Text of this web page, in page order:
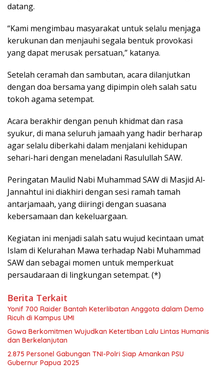
datang.
“Kami mengimbau masyarakat untuk selalu menjaga
kerukunan dan menjauhi segala bentuk provokasi
yang dapat merusak persatuan,” katanya.
Setelah ceramah dan sambutan, acara dilanjutkan
dengan doa bersama yang dipimpin oleh salah satu
tokoh agama setempat.
Acara berakhir dengan penuh khidmat dan rasa
syukur, di mana seluruh jamaah yang hadir berharap
agar selalu diberkahi dalam menjalani kehidupan
sehari-hari dengan meneladani Rasulullah SAW.
Peringatan Maulid Nabi Muhammad SAW di Masjid Al-
Jannahtul ini diakhiri dengan sesi ramah tamah
antarjamaah, yang diiringi dengan suasana
kebersamaan dan kekeluargaan.
Kegiatan ini menjadi salah satu wujud kecintaan umat
Islam di Kelurahan Mawa terhadap Nabi Muhammad
SAW dan sebagai momen untuk memperkuat
persaudaraan di lingkungan setempat. (*)
Berita Terkait
Yonif 700 Raider Bantah Keterlibatan Anggota dalam Demo
Ricuh di Kampus UMI
Gowa Berkomitmen Wujudkan Ketertiban Lalu Lintas Humanis
dan Berkelanjutan
2.875 Personel Gabungan TNI-Polri Siap Amankan PSU
Gubernur Papua 2025